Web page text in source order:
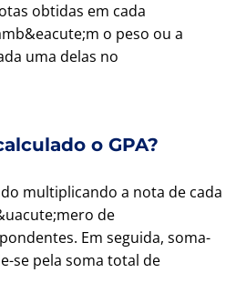
obtidas em cada
o peso ou a
uma delas no
o GPA?
multiplicando a nota de cada
de
Em seguida, soma-
se pela soma total de